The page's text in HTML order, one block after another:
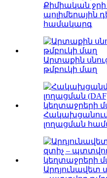
Քիմիական
պոլիմերային
համակարգ
Արտաքին
թմբուկի մաղ
լողացման
Արդյունավետ